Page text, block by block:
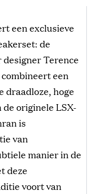
een exclusieve
de
designer Terence
een
draadloze, hoge
originele LSX-
is
van
manier in de
deze
voort van